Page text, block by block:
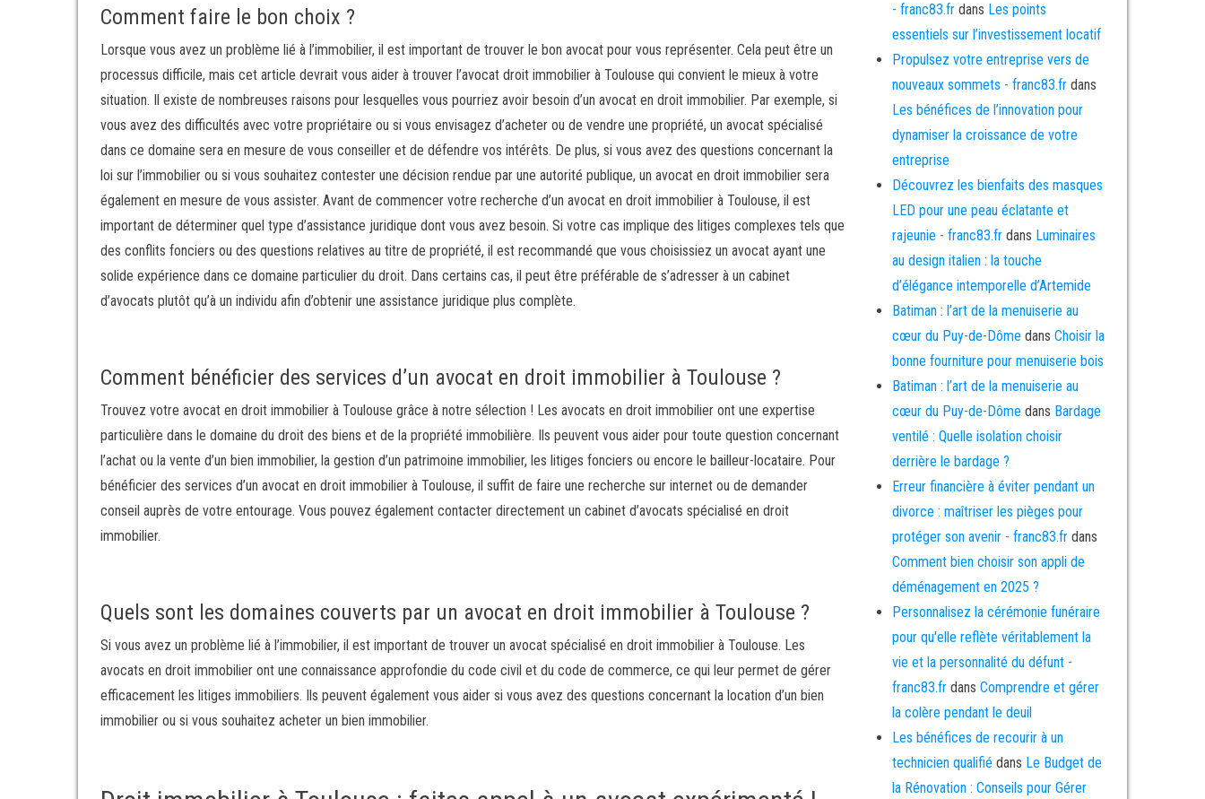
Comment faire le bon choix ?
Lorsque vous avez un problème lié à l’immobilier, il est important de trouver le bon avocat pour vous représenter. Cela peut être un
processus difficile, mais cet article devrait vous aider à trouver l’avocat droit immobilier à Toulouse qui convient le mieux à votre
situation. Il existe de nombreuses raisons pour lesquelles vous pourriez avoir besoin d’un avocat en droit immobilier. Par exemple, si
vous avez des difficultés avec votre propriétaire ou si vous envisagez d’acheter ou de vendre une propriété, un avocat spécialisé
dans ce domaine sera en mesure de vous conseiller et de défendre vos intérêts. De plus, si vous avez des questions concernant la
loi sur l’immobilier ou si vous souhaitez contester une décision rendue par une autorité publique, un avocat en droit immobilier sera
également en mesure de vous assister. Avant de commencer votre recherche d’un avocat en droit immobilier à Toulouse, il est
important de déterminer quel type d’assistance juridique dont vous avez besoin. Si votre cas implique des litiges complexes tels que
des conflits fonciers ou des questions relatives au titre de propriété, il est recommandé que vous choisissiez un avocat ayant une
solide expérience dans ce domaine particulier du droit. Dans certains cas, il peut être préférable de s’adresser à un cabinet
d’avocats plutôt qu’à un individu afin d’obtenir une assistance juridique plus complète.
Comment bénéficier des services d’un avocat en droit immobilier à Toulouse ?
Trouvez votre avocat en droit immobilier à Toulouse grâce à notre sélection ! Les avocats en droit immobilier ont une expertise
particulière dans le domaine du droit des biens et de la propriété immobilière. Ils peuvent vous aider pour toute question concernant
l’achat ou la vente d’un bien immobilier, la gestion d’un patrimoine immobilier, les litiges fonciers ou encore le bailleur-locataire. Pour
bénéficier des services d’un avocat en droit immobilier à Toulouse, il suffit de faire une recherche sur internet ou de demander
conseil auprès de votre entourage. Vous pouvez également contacter directement un cabinet d’avocats spécialisé en droit
immobilier.
Quels sont les domaines couverts par un avocat en droit immobilier à Toulouse ?
Si vous avez un problème lié à l’immobilier, il est important de trouver un avocat spécialisé en droit immobilier à Toulouse. Les
avocats en droit immobilier ont une connaissance approfondie du code civil et du code de commerce, ce qui leur permet de gérer
efficacement les litiges immobiliers. Ils peuvent également vous aider si vous avez des questions concernant la location d’un bien
immobilier ou si vous souhaitez acheter un bien immobilier.
- franc83.frdans Les points
essentiels sur l’investissement locatif
Propulsez votre entreprise vers de
nouveaux sommets - franc83.frdans
Les bénéfices de l’innovation pour
dynamiser la croissance de votre
entreprise
Découvrez les bienfaits des masques
LED pour une peau éclatante et
rajeunie - franc83.frdans Luminaires
au design italien : la touche
d’élégance intemporelle d’Artemide
Batiman : l’art de la menuiserie au
cœur du Puy-de-Dôme dans Choisir la
bonne fourniture pour menuiserie bois
Batiman : l’art de la menuiserie au
cœur du Puy-de-Dôme dans Bardage
ventilé : Quelle isolation choisir
derrière le bardage ?
Erreur financière à éviter pendant un
divorce : maîtriser les pièges pour
protéger son avenir - franc83.frdans
Comment bien choisir son appli de
déménagement en 2025 ?
Personnalisez la cérémonie funéraire
pour qu'elle reflète véritablement la
vie et la personnalité du défunt -
franc83.frdans Comprendre et gérer
la colère pendant le deuil
Les bénéfices de recourir à un
technicien qualifié dans Le Budget de
la Rénovation : Conseils pour Gérer